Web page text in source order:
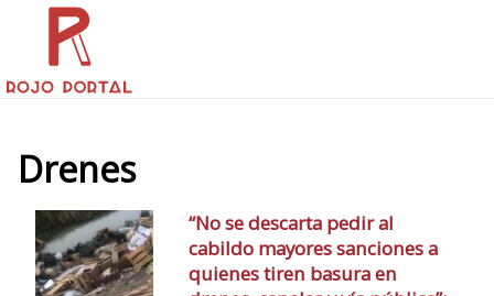
Drenes
“No se descarta pedir al
cabildo mayores sanciones a
quienes tiren basura en